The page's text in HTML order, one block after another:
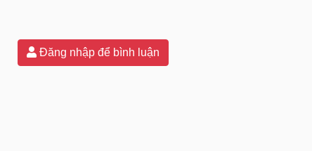
Đăng nhập để bình luận